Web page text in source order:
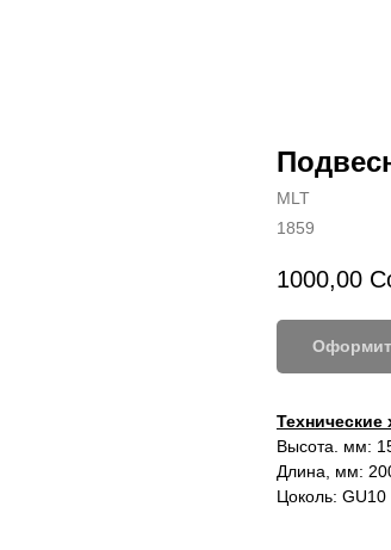
MLT
1859
1000,00
Технические
Высота. мм:
Длина, мм:
Цоколь: GU10